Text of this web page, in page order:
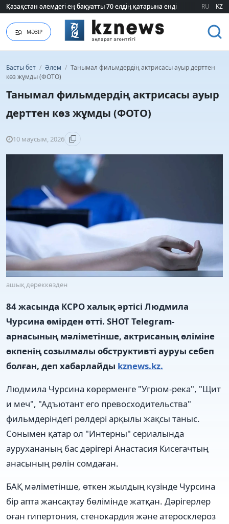
Қазақстан әлемдегі ең бақуатты 70 елдің қатарына енді
Қазақстан әлемдегі ең бақуатты 70 елдің қатарына енді RU KZ
МӘЗІР
Басты бет / Әлем / Танымал фильмдердің актрисасы ауыр дерттен
көз жұмды (ФОТО)
Танымал фильмдердің актрисасы ауыр
дерттен көз жұмды (ФОТО)
10 маусым, 2026
ашық дереккөзден
84 жасында КСРО халық әртісі Людмила
Чурсина өмірден өтті. SHOT Telegram-
арнасының мәліметінше, актрисаның өліміне
өкпенің созылмалы обструктивті ауруы себеп
болған, деп хабарлайды kznews.kz.
Людмила Чурсина көрерменге "Угрюм-река", "Щит
и меч", "Адъютант его превосходительства"
фильмдеріндегі рөлдері арқылы жақсы таныс.
Сонымен қатар ол "Интерны" сериалында
аурухананың бас дәрігері Анастасия Кисегачтың
анасының рөлін сомдаған.
БАҚ мәліметінше, өткен жылдың күзінде Чурсина
бір апта жансақтау бөлімінде жатқан. Дәрігерлер
оған гипертония, стенокардия және атеросклероз